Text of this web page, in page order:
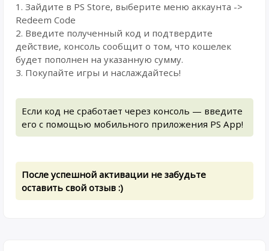
1. Зайдите в PS Store, выберите меню аккаунта ->
Redeem Code
2. Введите полученный код и подтвердите
действие, консоль сообщит о том, что кошелек
будет пополнен на указанную сумму.
3. Покупайте игры и наслаждайтесь!
Если код не сработает через консоль — введите
его с помощью мобильного приложения PS App!
После успешной активации не забудьте
оставить свой отзыв :)